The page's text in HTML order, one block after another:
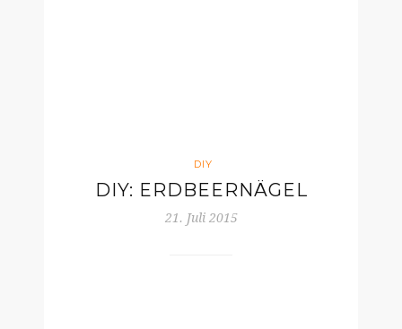
DIY
DIY: ERDBEERNÄGEL
21. Juli 2015